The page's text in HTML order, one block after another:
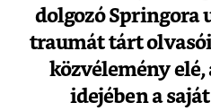
dolgozó Springora
traumát tárt olvasói
közvélemény
idejében a